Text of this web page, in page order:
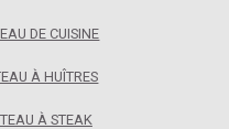
DE CUISINE
À HUÎTRES
À STEAK